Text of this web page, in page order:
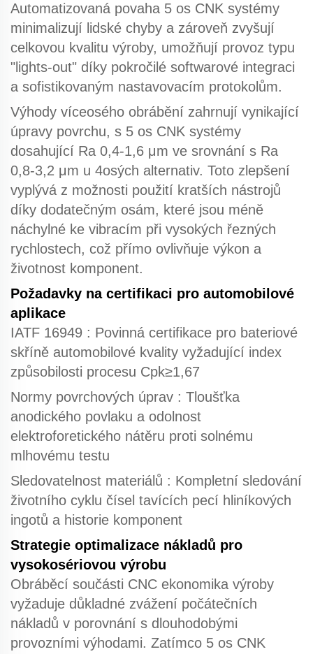
Automatizovaná povaha 5 os CNK systémy
minimalizují lidské chyby a zároveň zvyšují
celkovou kvalitu výroby, umožňují provoz typu
"lights-out" díky pokročilé softwarové integraci
a sofistikovaným nastavovacím protokolům.
Výhody víceosého obrábění zahrnují vynikající
úpravy povrchu, s 5 os CNK systémy
dosahující Ra 0,4-1,6 μm ve srovnání s Ra
0,8-3,2 μm u 4osých alternativ. Toto zlepšení
vyplývá z možnosti použití kratších nástrojů
díky dodatečným osám, které jsou méně
náchylné ke vibracím při vysokých řezných
rychlostech, což přímo ovlivňuje výkon a
životnost komponent.
Požadavky na certifikaci pro automobilové
aplikace
IATF 16949 : Povinná certifikace pro bateriové
skříně automobilové kvality vyžadující index
způsobilosti procesu Cpk≥1,67
Normy povrchových úprav : Tloušťka
anodického povlaku a odolnost
elektroforetického nátěru proti solnému
mlhovému testu
Sledovatelnost materiálů : Kompletní sledování
životního cyklu čísel tavících pecí hliníkových
ingotů a historie komponent
Strategie optimalizace nákladů pro
vysokosériovou výrobu
Obráběcí součásti CNC ekonomika výroby
vyžaduje důkladné zvážení počátečních
nákladů v porovnání s dlouhodobými
provozními výhodami. Zatímco 5 os CNK